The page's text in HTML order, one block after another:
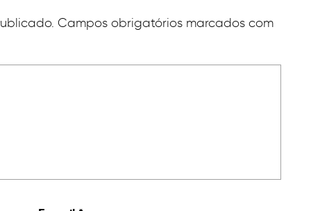
Campos obrigatórios marcados com